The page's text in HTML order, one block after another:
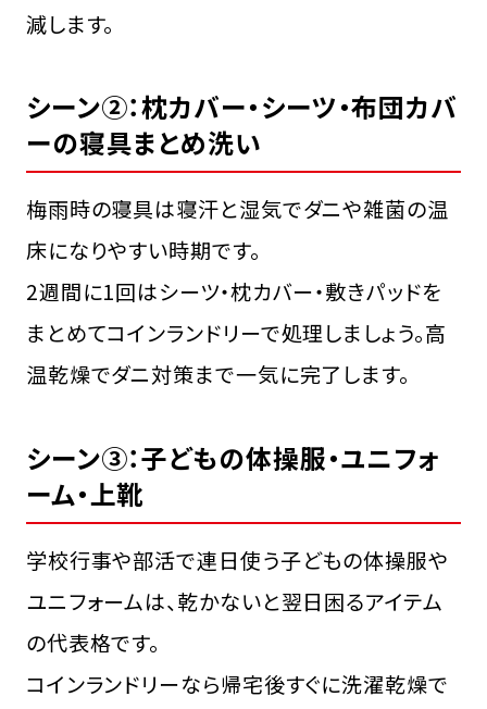
減します。
シーン②：枕カバー・シーツ・布団カバ
ーの寝具まとめ洗い
梅雨時の寝具は寝汗と湿気でダニや雑菌の温
床になりやすい時期です。
2週間に1回はシーツ・枕カバー・敷きパッドを
まとめてコインランドリーで処理しましょう。高
温乾燥でダニ対策まで一気に完了します。
シーン③：子どもの体操服・ユニフォ
ーム・上靴
学校行事や部活で連日使う子どもの体操服や
ユニフォームは、乾かないと翌日困るアイテム
の代表格です。
コインランドリーなら帰宅後すぐに洗濯乾燥で